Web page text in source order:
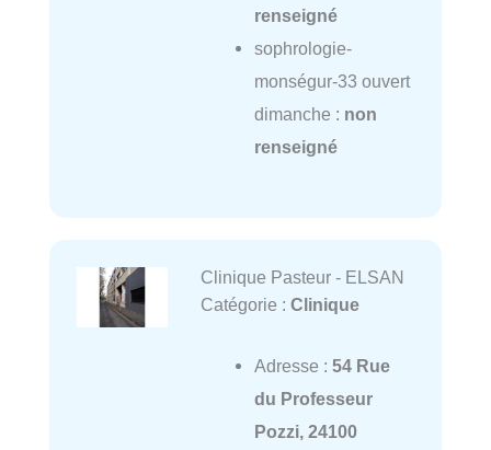
renseigné
sophrologie-
monségur-33 ouvert
dimanche : non
renseigné
Clinique Pasteur - ELSAN
Catégorie : Clinique
Adresse : 54 Rue
du Professeur
Pozzi, 24100